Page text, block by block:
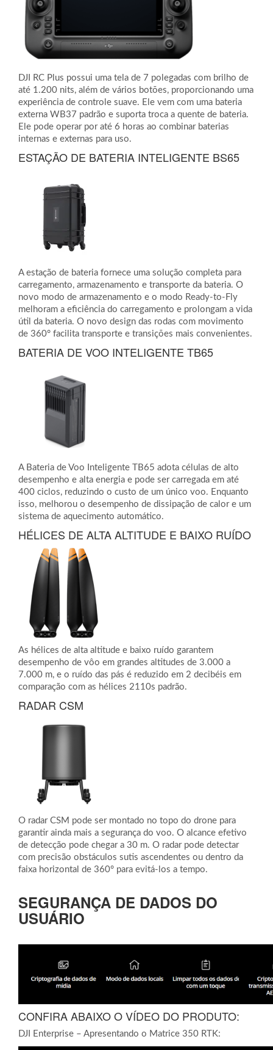
DJI RC Plus possui uma tela de 7 polegadas com brilho de
até 1.200 nits, além de vários botões, proporcionando uma
experiência de controle suave. Ele vem com uma bateria
externa WB37 padrão e suporta troca a quente de bateria.
Ele pode operar por até 6 horas ao combinar baterias
internas e externas para uso.
ESTAÇÃO DE BATERIA INTELIGENTE BS65
A estação de bateria fornece uma solução completa para
carregamento, armazenamento e transporte da bateria. O
novo modo de armazenamento e o modo Ready-to-Fly
melhoram a eficiência do carregamento e prolongam a vida
útil da bateria. O novo design das rodas com movimento
de 360° facilita transporte e transições mais convenientes.
BATERIA DE VOO INTELIGENTE TB65
A Bateria de Voo Inteligente TB65 adota células de alto
desempenho e alta energia e pode ser carregada em até
400 ciclos, reduzindo o custo de um único voo. Enquanto
isso, melhorou o desempenho de dissipação de calor e um
sistema de aquecimento automático.
HÉLICES DE ALTA ALTITUDE E BAIXO RUÍDO
As hélices de alta altitude e baixo ruído garantem
desempenho de vôo em grandes altitudes de 3.000 a
7.000 m, e o ruído das pás é reduzido em 2 decibéis em
comparação com as hélices 2110s padrão.
RADAR CSM
O radar CSM pode ser montado no topo do drone para
garantir ainda mais a segurança do voo. O alcance efetivo
de detecção pode chegar a 30 m. O radar pode detectar
com precisão obstáculos sutis ascendentes ou dentro da
faixa horizontal de 360° para evitá-los a tempo.
SEGURANÇA DE DADOS DO
USUÁRIO
CONFIRA ABAIXO O VÍDEO DO PRODUTO:
DJI Enterprise – Apresentando o Matrice 350 RTK: